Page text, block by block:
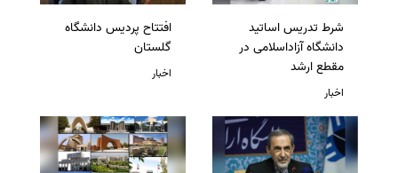
شرط تدریس اساتید
دانشگاه آزاداسلامی در
مقطع ارشد
اخبار
افتتاح پردیس دانشگاه
گلستان
اخبار